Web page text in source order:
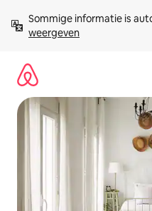
direct
naar
Sommige informatie is
weergeven